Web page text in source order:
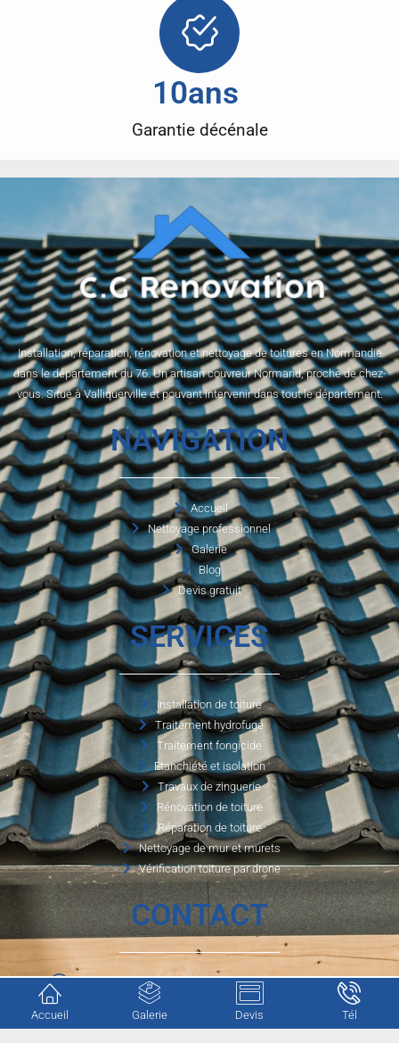
Garantie décénale
10ans
Accueil Galerie Devis Tél
Installation, réparation, rénovation et nettoyage de toitures en Normandie
dans le département du 76. Un artisan couvreur Normand, proche de chez-
vous. Situé à Valliquerville et pouvant intervenir dans tout le département.
NAVIGATION
Accueil
Nettoyage professionnel
Galerie
Blog
Devis gratuit
SERVICES
Installation de toiture
Traitement hydrofuge
Traitement fongicide
Etanchiété et isolation
Travaux de zinguerie
Rénovation de toiture
Réparation de toiture
Nettoyage de mur et murets
Vérification toiture par drone
CONTACT
1750 route de la petite carpenterie, 76 190 Valliquerville
cgotrenovation@gmail.com